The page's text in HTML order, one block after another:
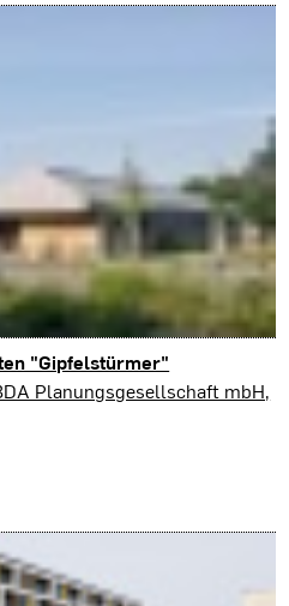
"Gipfelstürmer"
Planungsgesellschaft mbH,